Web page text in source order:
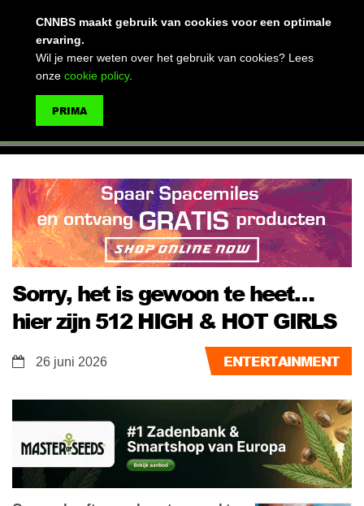
Sorry, het is gewoon te heet…
hier zijn 512 HIGH & HOT GIRLS
ENTERTAINMENT
26 juni 2026
CNNBS maakt gebruik van cookies voor een optimale
ervaring.
Wil je meer weten over het gebruik van cookies? Lees
onze cookie policy.
PRIMA